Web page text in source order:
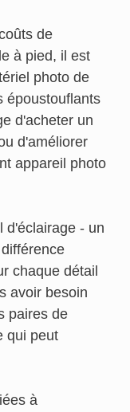
de
à pied, il est
photo de
époustouflants
d'acheter un
d'améliorer
appareil photo
d'éclairage - un
chaque détail
avoir besoin
paires de
qui peut
à